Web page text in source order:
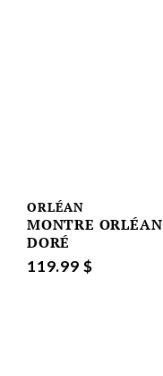
ORLÉAN
MONTRE ORLÉAN
DORÉ
119.99 $